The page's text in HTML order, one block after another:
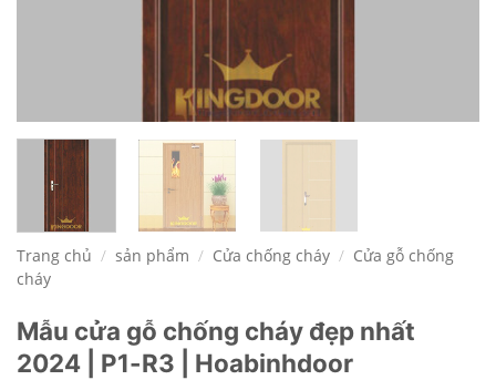
Trang chủ / sản phẩm / Cửa chống cháy / Cửa gỗ chống
cháy
Mẫu cửa gỗ chống cháy đẹp nhất
2024 | P1-R3 | Hoabinhdoor